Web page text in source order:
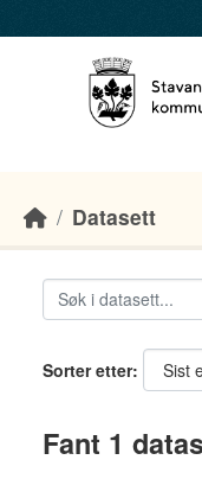
Datasett
Sorter etter
Fant 1